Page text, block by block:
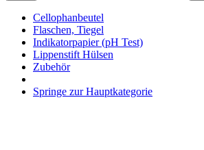
Cellophanbeutel
Flaschen, Tiegel
Indikatorpapier (pH Test)
Lippenstift Hülsen
Zubehör
Springe zur Hauptkategorie